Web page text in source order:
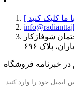
شوفاژکار
پلاک ۶۹۶
در خبرنامه فروشگاه